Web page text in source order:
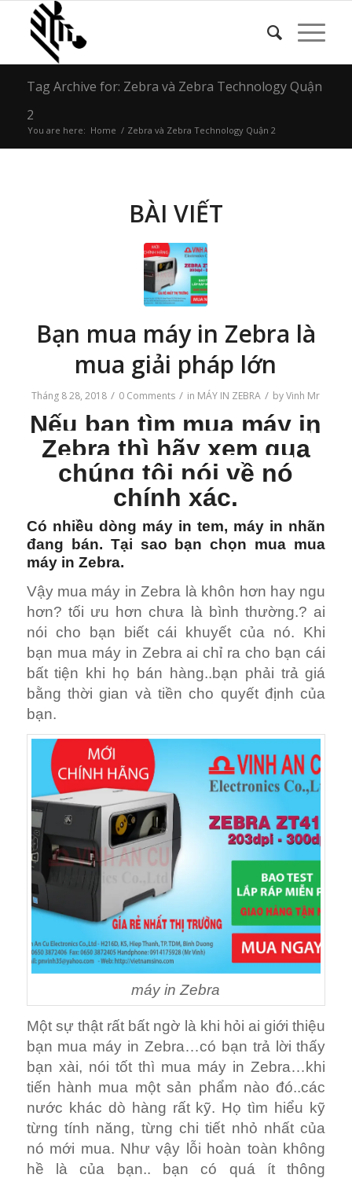
Tag Archive for: Zebra và Zebra Technology Quận
2
You are here: Home / Zebra và Zebra Technology Quận 2
BÀI VIẾT
Bạn mua máy in Zebra là
mua giải pháp lớn
Tháng 8 28, 2018 / 0 Comments / in MÁY IN ZEBRA / byVinh Mr
Nếu bạn tìm mua máy in
Zebra thì hãy xem qua
chúng tôi nói về nó
chính xác.
Có nhiều dòng máy in tem, máy in nhãn
đang bán. Tại sao bạn chọn mua mua
máy in Zebra.
Vậy mua máy in Zebra là khôn hơn hay ngu
hơn? tối ưu hơn chưa là bình thường.? ai
nói cho bạn biết cái khuyết của nó. Khi
bạn mua máy in Zebra ai chỉ ra cho bạn cái
bất tiện khi họ bán hàng..bạn phải trả giá
bằng thời gian và tiền cho quyết định của
bạn.
máy in Zebra
Một sự thật rất bất ngờ là khi hỏi ai giới thiệu
bạn mua máy in Zebra…có bạn trả lời thấy
bạn xài, nói tốt thì mua máy in Zebra…khi
tiến hành mua một sản phẩm nào đó..các
nước khác dò hàng rất kỹ. Họ tìm hiểu kỹ
từng tính năng, từng chi tiết nhỏ nhất của
nó mới mua. Như vậy lỗi hoàn toàn không
hề là của bạn.. bạn có quá ít thông